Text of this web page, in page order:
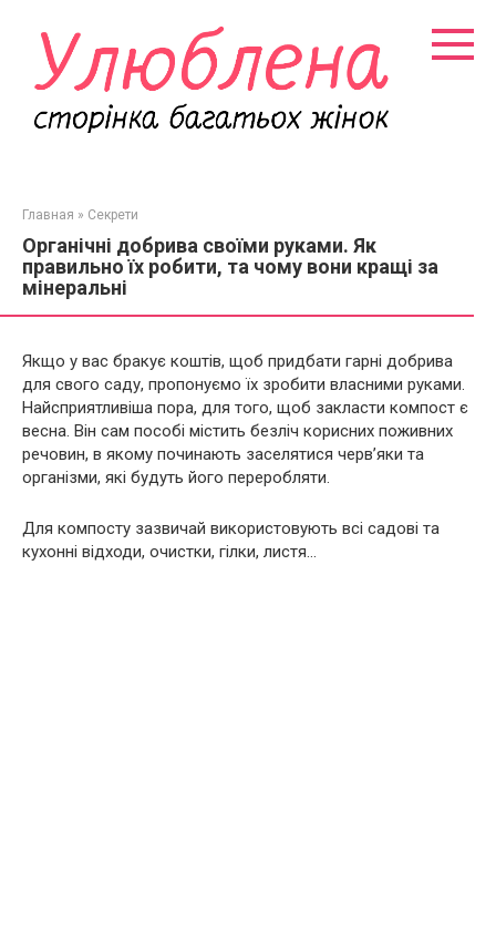
контенту
Главная » Секрети
Органічні добрива своїми руками. Як
правильно їх робити, та чому вони кращі за
мінеральні
Якщо у вас бракує коштів, щоб придбати гарні добрива
для свого саду, пропонуємо їх зробити власними руками.
Найсприятливіша пора, для того, щоб закласти компост є
весна. Він сам пособі містить безліч корисних поживних
речовин, в якому починають заселятися черв’яки та
організми, які будуть його переробляти.
Для компосту зазвичай використовують всі садові та
кухонні відходи, очистки, гілки, листя…